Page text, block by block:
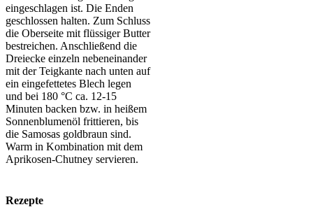
eingeschlagen ist. Die Enden
geschlossen halten. Zum Schluss
die Oberseite mit flüssiger Butter
bestreichen. Anschließend die
Dreiecke einzeln nebeneinander
mit der Teigkante nach unten auf
ein eingefettetes Blech legen
und bei 180 °C ca. 12-15
Minuten backen bzw. in heißem
Sonnenblumenöl frittieren, bis
die Samosas goldbraun sind.
Warm in Kombination mit dem
Aprikosen-Chutney servieren.
Rezepte